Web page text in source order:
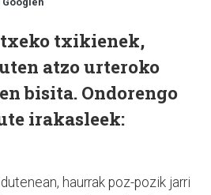
txikienek,
atzo urteroko
bisita. Ondorengo
irakasleek:
haurrak poz-pozik jarri